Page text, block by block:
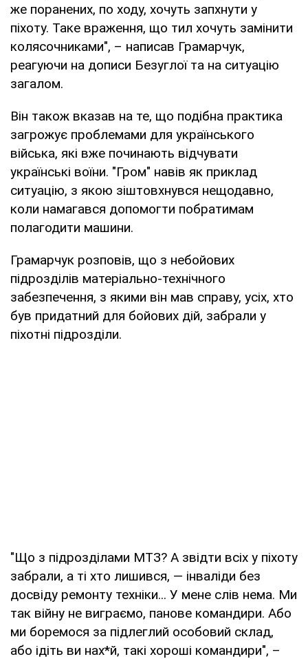
же поранених, по ходу, хочуть запхнути у
піхоту. Таке враження, що тил хочуть замінити
колясочниками", – написав Грамарчук,
реагуючи на дописи Безуглої та на ситуацію
загалом.
Він також вказав на те, що подібна практика
загрожує проблемами для українського
війська, які вже починають відчувати
українські воїни. "Гром" навів як приклад
ситуацію, з якою зіштовхнувся нещодавно,
коли намагався допомогти побратимам
полагодити машини.
Грамарчук розповів, що з небойових
підрозділів матеріально-технічного
забезпечення, з якими він мав справу, усіх, хто
був придатний для бойових дій, забрали у
піхотні підрозділи.
"Що з підрозділами МТЗ? А звідти всіх у піхоту
забрали, а ті хто лишився, — інваліди без
досвіду ремонту техніки... У мене слів нема. Ми
так війну не виграємо, панове командири. Або
ми боремося за підлеглий особовий склад,
або ідіть ви нах*й, такі хороші командири", –